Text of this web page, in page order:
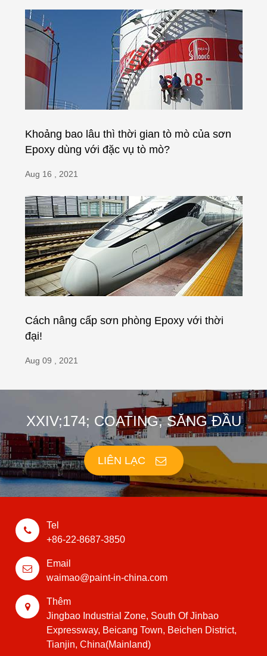
Khoảng bao lâu thì thời gian tò mò của sơn
Epoxy dùng với đặc vụ tò mò?
Aug 16 , 2021
Cách nâng cấp sơn phòng Epoxy với thời
đại!
Aug 09 , 2021
XXIV;174; COATING, SĂNG ĐẦU
LIÊN LẠC
Tel
+86-22-8687-3850
Email
waimao@paint-in-china.com
Thêm
Jingbao Industrial Zone, South Of Jinbao
Expressway, Beicang Town, Beichen District,
Tianjin, China(Mainland)